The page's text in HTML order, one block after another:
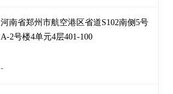
河南省郑州市航空港区省道S102南侧5号
A-2号楼4单元4层401-100
-